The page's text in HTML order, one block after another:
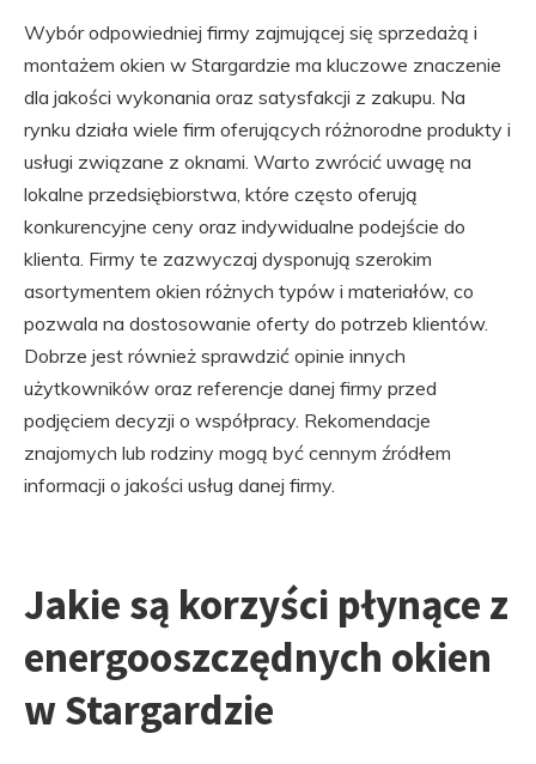
Wybór odpowiedniej firmy zajmującej się sprzedażą i
montażem okien w Stargardzie ma kluczowe znaczenie
dla jakości wykonania oraz satysfakcji z zakupu. Na
rynku działa wiele firm oferujących różnorodne produkty i
usługi związane z oknami. Warto zwrócić uwagę na
lokalne przedsiębiorstwa, które często oferują
konkurencyjne ceny oraz indywidualne podejście do
klienta. Firmy te zazwyczaj dysponują szerokim
asortymentem okien różnych typów i materiałów, co
pozwala na dostosowanie oferty do potrzeb klientów.
Dobrze jest również sprawdzić opinie innych
użytkowników oraz referencje danej firmy przed
podjęciem decyzji o współpracy. Rekomendacje
znajomych lub rodziny mogą być cennym źródłem
informacji o jakości usług danej firmy.
Jakie są korzyści płynące z
energooszczędnych okien
w Stargardzie